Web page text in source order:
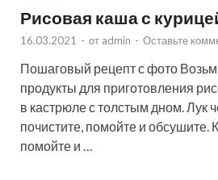
Рисовая каша с
16.03.2021 - от admin - Оставьте
Пошаговый рецепт с фото
продукты для приготовления
в кастрюле с толстым дном. Лук
почистите, помойте и обсушите.
помойте и …